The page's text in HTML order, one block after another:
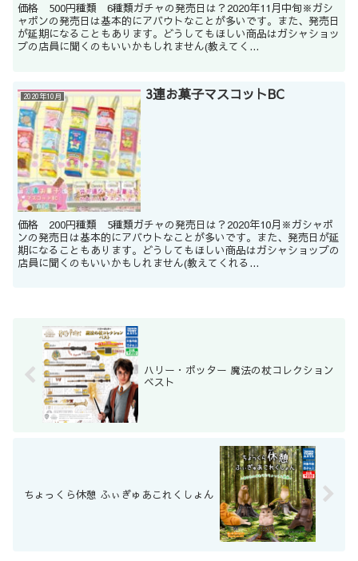
価格 500円種類 6種類ガチャの発売日は？2020年11月中旬※ガシ
ャポンの発売日は基本的にアバウトなことが多いです。また、発売日
が延期になることもあります。どうしてもほしい商品はガシャショッ
プの店員に聞くのもいいかもしれません(教えてく...
2020年10月 3連お菓子マスコットBC
価格 200円種類 5種類ガチャの発売日は？2020年10月※ガシャポ
ンの発売日は基本的にアバウトなことが多いです。また、発売日が延
期になることもあります。どうしてもほしい商品はガシャショップの
店員に聞くのもいいかもしれません(教えてくれる...
ハリー・ポッター 魔法の杖コレクション
ベスト
ちょっくら休憩 ふぃぎゅあこれくしょん